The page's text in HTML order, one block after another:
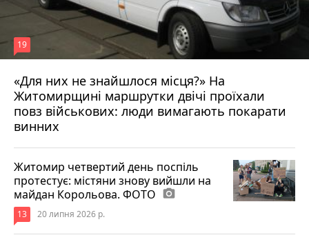
«Для них не знайшлося місця?» На
Житомирщині маршрутки двічі проїхали
повз військових: люди вимагають покарати
винних
19
17 липня 2026 р.
Житомир четвертий день поспіль
протестує: містяни знову вийшли на
майдан Корольова. ФОТО photo_camera
13 20 липня 2026 р.